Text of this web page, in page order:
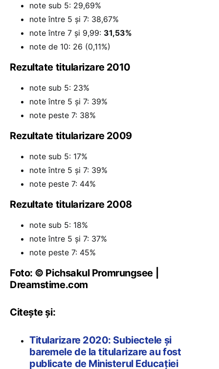
note sub 5: 29,69%
note între 5 și 7: 38,67%
note între 7 și 9,99: 31,53%
note de 10: 26 (0,11%)
Rezultate titularizare 2010
note sub 5: 23%
note între 5 și 7: 39%
note peste 7: 38%
Rezultate titularizare 2009
note sub 5: 17%
note între 5 și 7: 39%
note peste 7: 44%
Rezultate titularizare 2008
note sub 5: 18%
note între 5 și 7: 37%
note peste 7: 45%
Foto: © Pichsakul Promrungsee |
Dreamstime.com
Citește și:
Titularizare 2020: Subiectele și
baremele de la titularizare au fost
publicate de Ministerul Educației